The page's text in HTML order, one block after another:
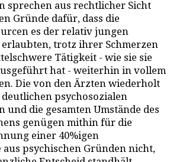
sprechen aus rechtlicher Sicht
Gründe dafür, dass die
es der relativ jungen
trotz ihrer Schmerzen
Tätigkeit - wie sie sie
hat - weiterhin in vollem
Die von den Ärzten wiederholt
psychosozialen
und die gesamten Umstände des
genügen mithin für die
einer 40%igen
psychischen Gründen nicht,